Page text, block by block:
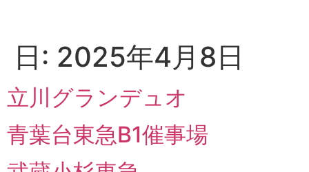
日: 2025年4月8日
立川グランデュオ
青葉台東急B1催事場